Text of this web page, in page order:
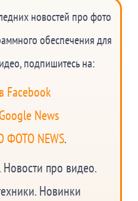
новостей про фото
обеспечения для
подпишитесь на:
Facebook
News
ФОТО NEWS.
про видео.
Новинки